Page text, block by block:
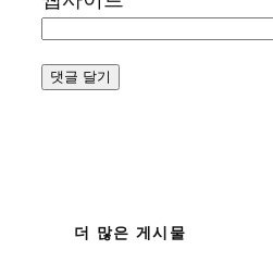
더 많은 게시물